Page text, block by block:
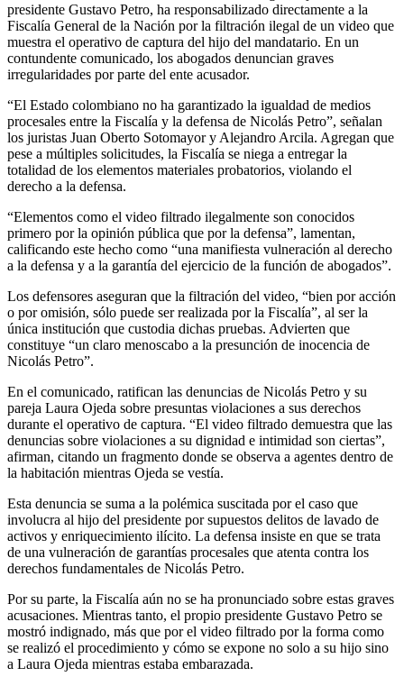
presidente Gustavo Petro, ha responsabilizado directamente a la
Fiscalía General de la Nación por la filtración ilegal de un video que
muestra el operativo de captura del hijo del mandatario. En un
contundente comunicado, los abogados denuncian graves
irregularidades por parte del ente acusador.
“El Estado colombiano no ha garantizado la igualdad de medios
procesales entre la Fiscalía y la defensa de Nicolás Petro”, señalan
los juristas Juan Oberto Sotomayor y Alejandro Arcila. Agregan que
pese a múltiples solicitudes, la Fiscalía se niega a entregar la
totalidad de los elementos materiales probatorios, violando el
derecho a la defensa.
“Elementos como el video filtrado ilegalmente son conocidos
primero por la opinión pública que por la defensa”, lamentan,
calificando este hecho como “una manifiesta vulneración al derecho
a la defensa y a la garantía del ejercicio de la función de abogados”.
Los defensores aseguran que la filtración del video, “bien por acción
o por omisión, sólo puede ser realizada por la Fiscalía”, al ser la
única institución que custodia dichas pruebas. Advierten que
constituye “un claro menoscabo a la presunción de inocencia de
Nicolás Petro”.
En el comunicado, ratifican las denuncias de Nicolás Petro y su
pareja Laura Ojeda sobre presuntas violaciones a sus derechos
durante el operativo de captura. “El video filtrado demuestra que las
denuncias sobre violaciones a su dignidad e intimidad son ciertas”,
afirman, citando un fragmento donde se observa a agentes dentro de
la habitación mientras Ojeda se vestía.
Esta denuncia se suma a la polémica suscitada por el caso que
involucra al hijo del presidente por supuestos delitos de lavado de
activos y enriquecimiento ilícito. La defensa insiste en que se trata
de una vulneración de garantías procesales que atenta contra los
derechos fundamentales de Nicolás Petro.
Por su parte, la Fiscalía aún no se ha pronunciado sobre estas graves
acusaciones. Mientras tanto, el propio presidente Gustavo Petro se
mostró indignado, más que por el video filtrado por la forma como
se realizó el procedimiento y cómo se expone no solo a su hijo sino
a Laura Ojeda mientras estaba embarazada.